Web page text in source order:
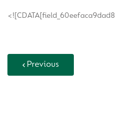
<![CDATA[field_60eefaca9dad8
Previous